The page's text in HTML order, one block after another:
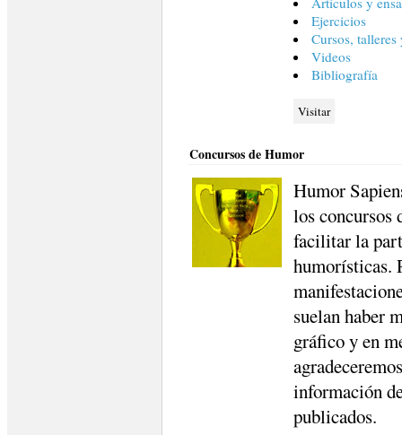
Ejercicios
Cursos, talleres
Videos
Bibliografía
Visitar
Concursos de Humor
Humor
los concursos
facilitar la
humorísticas.
suelan haber
gráfico y en
información
publicados.